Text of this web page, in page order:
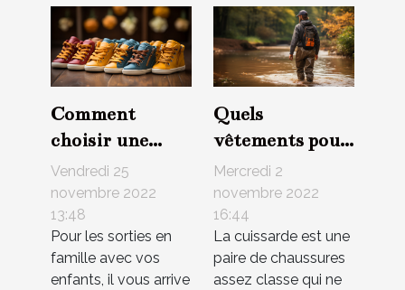
Comment
choisir une
bonne
chaussure pour
son enfant ?
Vendredi 25
novembre 2022
13:48
Pour les sorties en
famille avec vos
enfants, il vous arrive
Quels
vêtements pour
accompagner les
cuissardes ?
Mercredi 2
novembre 2022
16:44
La cuissarde est une
paire de chaussures
assez classe qui ne